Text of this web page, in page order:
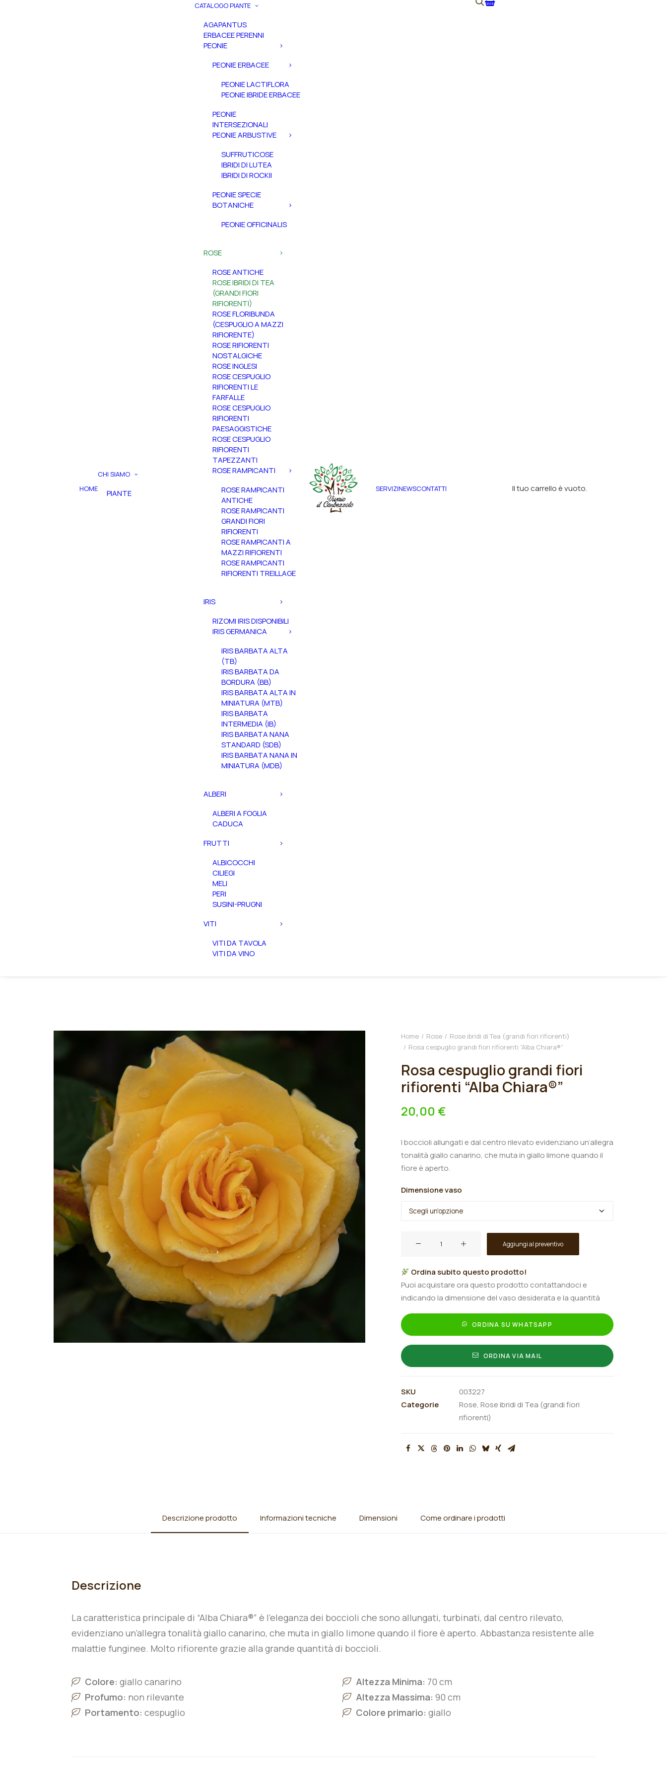
HOME
CHI SIAMO
PIANTE
CATALOGO PIANTE
AGAPANTUS
ERBACEE PERENNI
PEONIE
PEONIE ERBACEE
PEONIE LACTIFLORA
PEONIE IBRIDE ERBACEE
PEONIE
INTERSEZIONALI
PEONIE ARBUSTIVE
SUFFRUTICOSE
IBRIDI DI LUTEA
IBRIDI DI ROCKII
PEONIE SPECIE
BOTANICHE
PEONIE OFFICINALIS
ROSE
ROSE ANTICHE
ROSE IBRIDI DI TEA
(GRANDI FIORI
RIFIORENTI)
ROSE FLORIBUNDA
(CESPUGLIO A MAZZI
RIFIORENTE)
ROSE RIFIORENTI
NOSTALGICHE
ROSE INGLESI
ROSE CESPUGLIO
RIFIORENTI LE
FARFALLE
ROSE CESPUGLIO
RIFIORENTI
PAESAGGISTICHE
ROSE CESPUGLIO
RIFIORENTI
TAPEZZANTI
ROSE RAMPICANTI
ROSE RAMPICANTI
ANTICHE
ROSE RAMPICANTI
GRANDI FIORI
RIFIORENTI
ROSE RAMPICANTI A
MAZZI RIFIORENTI
ROSE RAMPICANTI
RIFIORENTI TREILLAGE
IRIS
RIZOMI IRIS DISPONIBILI
IRIS GERMANICA
IRIS BARBATA ALTA
(TB)
IRIS BARBATA DA
BORDURA (BB)
IRIS BARBATA ALTA IN
MINIATURA (MTB)
IRIS BARBATA
INTERMEDIA (IB)
IRIS BARBATA NANA
STANDARD (SDB)
IRIS BARBATA NANA IN
MINIATURA (MDB)
ALBERI
ALBERI A FOGLIA
CADUCA
FRUTTI
ALBICOCCHI
CILIEGI
MELI
PERI
SUSINI-PRUGNI
VITI
VITI DA TAVOLA
VITI DA VINO
SERVIZINEWSCONTATTI Il tuo carrello è vuoto.
Home Rose
Rose ibridi di Tea (grandi fiori rifiorenti)
Rosa cespuglio grandi fiori rifiorenti “Alba Chiara®”
Rosa cespuglio grandi fiori
rifiorenti “Alba Chiara®”
20,00 €
I boccioli allungati e dal centro rilevato evidenziano un’allegra
tonalità giallo canarino, che muta in giallo limone quando il
fiore è aperto.
Dimensione vaso
fiori
rifiorenti
"Alba
Chiara®"
quantità
Aggiungi al preventivo
Ordina subito questo prodotto!
Puoi acquistare ora questo prodotto contattandoci e
indicando la dimensione del vaso desiderata e la quantità
ORDINA SU WHATSAPP
ORDINA VIA MAIL
SKU
003227
Categorie
Rose, Rose ibridi di Tea (grandi fiori
rifiorenti)
Descrizione prodotto Informazioni tecniche Dimensioni Come ordinare i prodotti
Descrizione
La caratteristica principale di “Alba Chiara®” è l’eleganza dei boccioli che sono allungati, turbinati, dal centro rilevato,
evidenziano un’allegra tonalità giallo canarino, che muta in giallo limone quando il fiore è aperto. Abbastanza resistente alle
malattie funginee. Molto rifiorente grazie alla grande quantità di boccioli.
Colore: giallo canarino
Profumo: non rilevante
Portamento: cespuglio
Altezza Minima: 70 cm
Altezza Massima: 90 cm
Colore primario: giallo